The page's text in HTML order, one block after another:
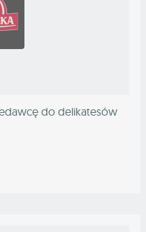
do delikatesów